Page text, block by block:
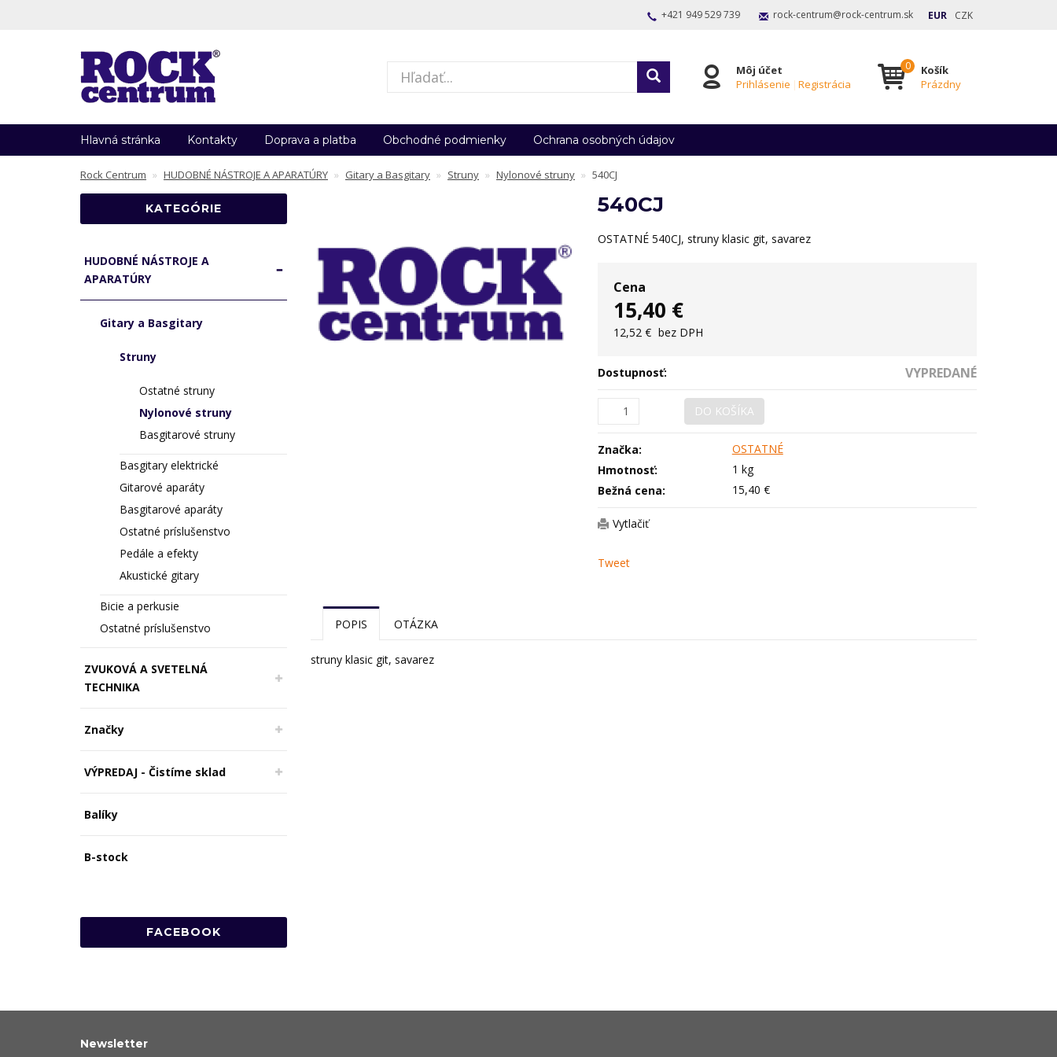
+421 949 529 739 rock-centrum@rock-centrum.sk EUR CZK
Môj účet
Prihlásenie | Registrácia
Košík
Prázdny
Hlavná stránka Kontakty Doprava a platba Obchodné podmienky Ochrana osobných údajov
Rock Centrum HUDOBNÉ NÁSTROJE A APARATÚRY Gitary a Basgitary Struny Nylonové struny 540CJ
KATEGÓRIE
HUDOBNÉ NÁSTROJE A
APARATÚRY
Gitary a Basgitary
Struny
Ostatné struny
Nylonové struny
Basgitarové struny
Basgitary elektrické
Gitarové aparáty
Basgitarové aparáty
Ostatné príslušenstvo
Pedále a efekty
Akustické gitary
Bicie a perkusie
Ostatné príslušenstvo
ZVUKOVÁ A SVETELNÁ
TECHNIKA
Značky
VÝPREDAJ - Čistíme sklad
Balíky
B-stock
FACEBOOK
540CJ
OSTATNÉ 540CJ, struny klasic git, savarez
Cena
15,40 €
12,52 € bez DPH
Dostupnosť: VYPREDANÉ
DO KOŠÍKA
Značka:
OSTATNÉ
Hmotnosť:
1 kg
Bežná cena:
15,40 €
Vytlačiť
Tweet
POPIS OTÁZKA
struny klasic git, savarez
Newsletter